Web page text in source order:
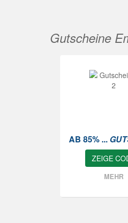
Gutscheine
AB 85% ...
ZEIGE
MEHR